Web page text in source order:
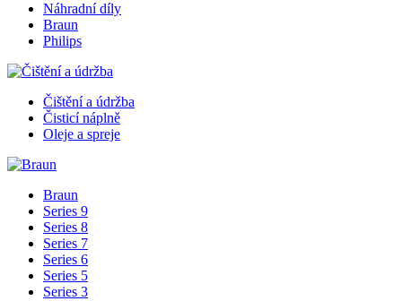
Náhradní díly
Braun
Philips
Čištění a údržba
Čisticí náplně
Oleje a spreje
Braun
Series 9
Series 8
Series 7
Series 6
Series 5
Series 3